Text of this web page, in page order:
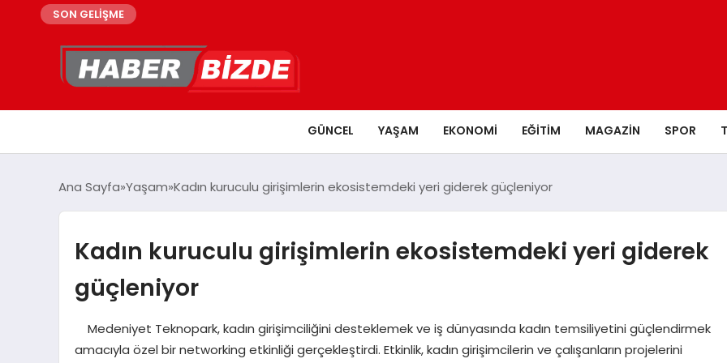
SON GELİŞME
GÜNCEL YAŞAM EKONOMI EĞITIM MAGAZIN SPOR
Ana Sayfa Yaşam Kadın kuruculu girişimlerin ekosistemdeki yeri giderek güçleniyor
Kadın kuruculu girişimlerin ekosistemdeki yeri giderek
güçleniyor
Medeniyet Teknopark, kadın girişimciliğini desteklemek ve iş dünyasında kadın temsiliyetini güçlendirmek
amacıyla özel bir networking etkinliği gerçekleştirdi. Etkinlik, kadın girişimcilerin ve çalışanların projelerini